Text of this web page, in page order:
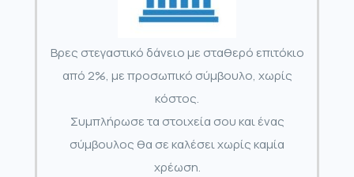
Βρες στεγαστικό δάνειο με σταθερό επιτόκιο
από 2%, με προσωπικό σύμβουλο, χωρίς
κόστος.
Συμπλήρωσε τα στοιχεία σου και ένας
σύμβουλος θα σε καλέσει χωρίς καμία
χρέωση.